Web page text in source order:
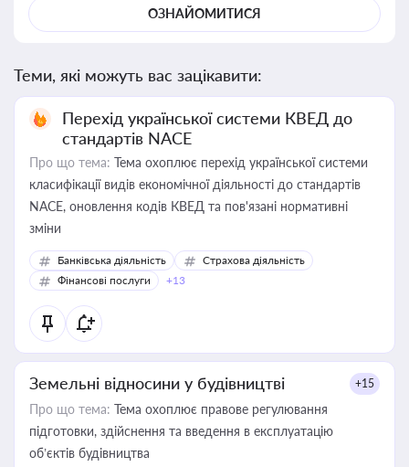
ОЗНАЙОМИТИСЯ
Теми, які можуть вас зацікавити:
Перехід української системи КВЕД до
стандартів NACE
Про що тема: Тема охоплює перехід української системи
класифікації видів економічної діяльності до стандартів
NACE, оновлення кодів КВЕД та пов'язані нормативні
зміни
Банківська діяльність
Страхова діяльність
Фінансові послуги
+13
Земельні відносини у будівництві +15
Про що тема: Тема охоплює правове регулювання
підготовки, здійснення та введення в експлуатацію
об’єктів будівництва